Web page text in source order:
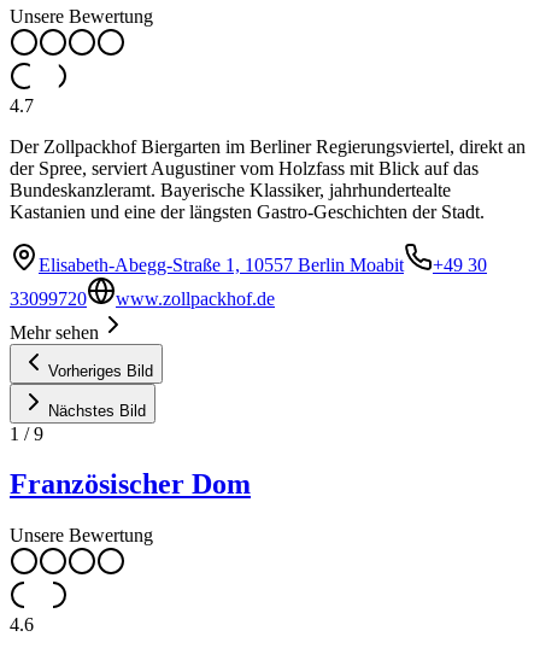
Unsere Bewertung
4.7
Der Zollpackhof Biergarten im Berliner Regierungsviertel, direkt an
der Spree, serviert Augustiner vom Holzfass mit Blick auf das
Bundeskanzleramt. Bayerische Klassiker, jahrhundertealte
Kastanien und eine der längsten Gastro-Geschichten der Stadt.
Elisabeth-Abegg-Straße 1, 10557 Berlin Moabit
+49 30
33099720
www.zollpackhof.de
Mehr sehen
Vorheriges Bild
Nächstes Bild
1 /9
Französischer Dom
Unsere Bewertung
4.6